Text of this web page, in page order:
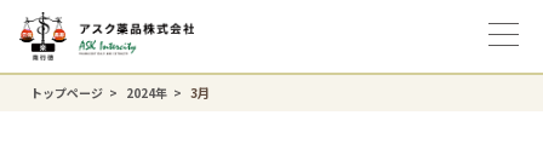
トップページ 2024年 3月